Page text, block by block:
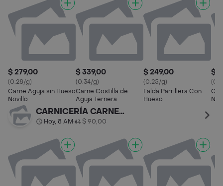
$ 279,00
(0.28/g)
Carne Aguja sin Hueso
Novillo
$ 339,00
(0.34/g)
Carne Costilla de
Aguja Ternera
$ 249,00
(0.25/g)
Falda Parrillera Con
Hueso
$
CARNICERÍA CARNELANDIA
Hoy, 8 AM• $ 90,00